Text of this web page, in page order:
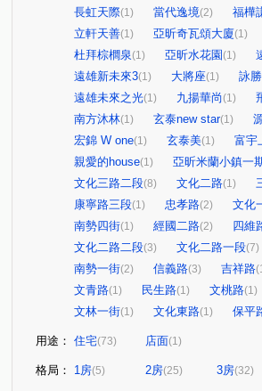
長虹天際(1) 當代逸境(2) 福樺
立軒天善(1) 亞昕奇瓦頌大廈(1)
杜拜棕櫚泉(1) 亞昕水花園 (1)
遠雄新未來3(1) 大將座(1) 詠
遠雄未來之光(1) 九揚華尚(1)
南方沐林(1) 玄泰new star(1)
宏錦 W one(1) 玄泰美(1) 富宇
親愛的house(1) 亞昕米蘭小鎮一
文化三路二段(8) 文化二路(1)
康寧路三段(1) 忠孝路(2) 文化
南勢四街(1) 經國二路(2) 四維
文化二路二段(3) 文化二路一段(7)
南勢一街(2) 信義路(3) 吉祥路
文青路(1) 民生路(1) 文桃路(1)
文林一街(1) 文化東路(1) 保平
用途： 住宅(73) 店面(1)
格局： 1房(5) 2房(25) 3房(32)